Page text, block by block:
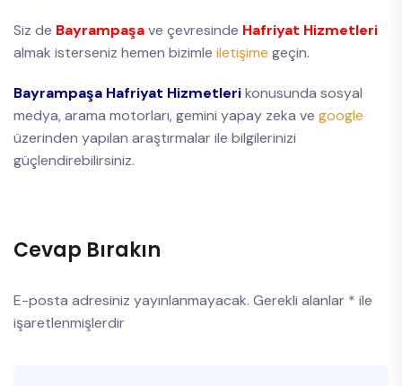
Siz de Bayrampaşave çevresinde Hafriyat Hizmetleri
almak isterseniz hemen bizimle iletişime geçin.
Bayrampaşa Hafriyat Hizmetlerikonusunda sosyal
medya, arama motorları, gemini yapay zeka ve google
üzerinden yapılan araştırmalar ile bilgilerinizi
güçlendirebilirsiniz.
Cevap Bırakın
E-posta adresiniz yayınlanmayacak. Gerekli alanlar * ile
işaretlenmişlerdir